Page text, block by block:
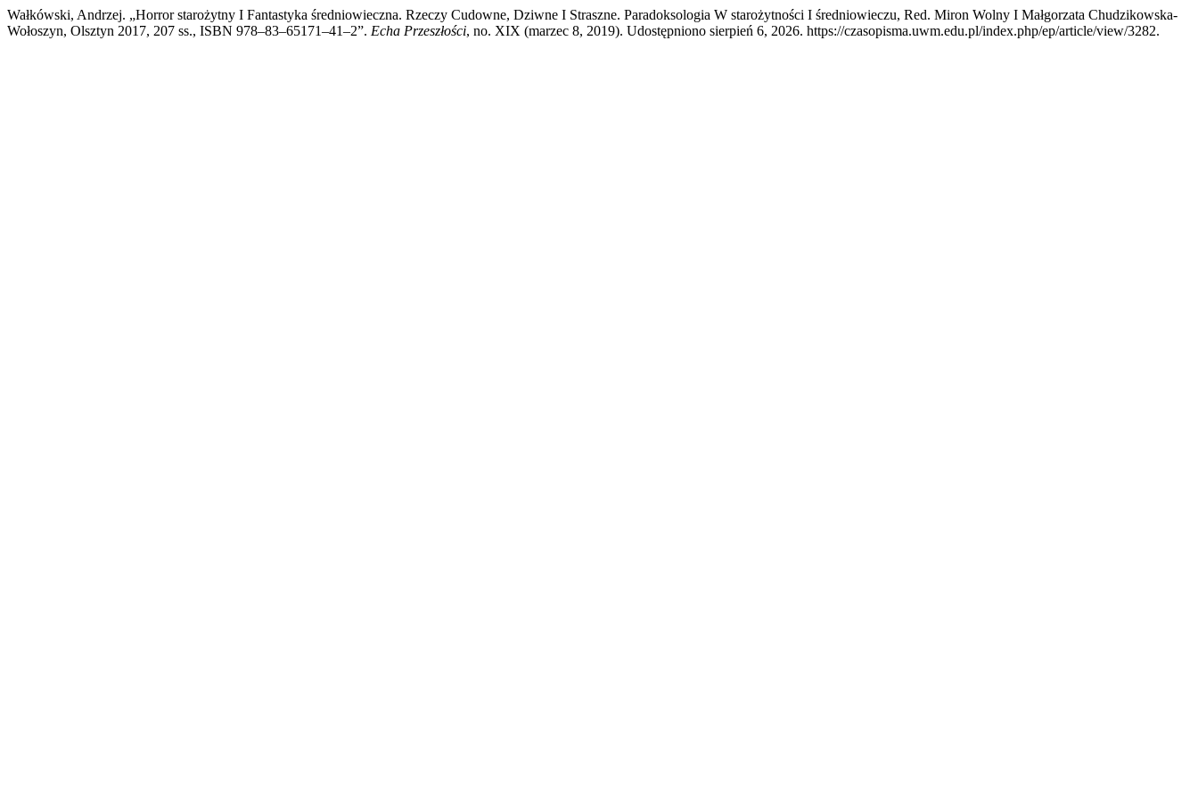
Wałkówski, Andrzej. „Horror starożytny I Fantastyka średniowieczna. Rzeczy Cudowne, Dziwne I Straszne. Paradoksologia W starożytności I średniowieczu, Red. Miron Wolny I Małgorzata Chudzikowska-
Wołoszyn, Olsztyn 2017, 207 ss., ISBN 978–83–65171–41–2”. Echa Przeszłości, no. XIX (marzec 8, 2019). Udostępniono sierpień 6, 2026. https://czasopisma.uwm.edu.pl/index.php/ep/article/view/3282.